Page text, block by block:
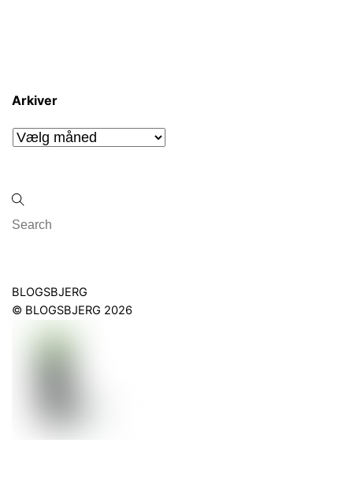
Arkiver
Arkiver
Back
To
BLOGSBJERG
© BLOGSBJERG 2026